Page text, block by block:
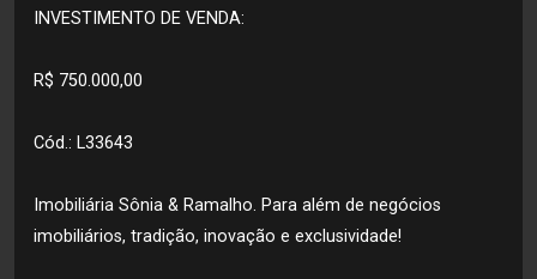
INVESTIMENTO DE VENDA:
R$ 750.000,00
Cód.: L33643
Imobiliária Sônia & Ramalho. Para além de negócios
imobiliários, tradição, inovação e exclusividade!